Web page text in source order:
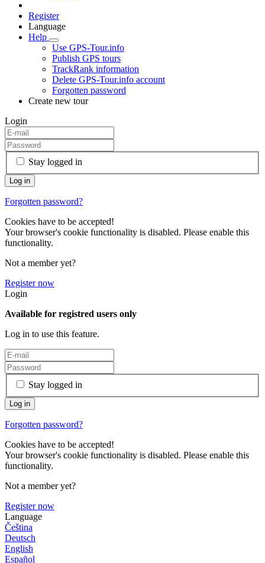
Register
Language
Help
Use GPS-Tour.info
Publish GPS tours
TrackRank information
Delete GPS-Tour.info account
Forgotten password
Create new tour
Login
Stay logged in
Forgotten password?
Cookies have to be accepted!
Your browser's cookie functionality is disabled. Please enable this
functionality.
Not a member yet?
Register now
Login
Available for registred users only
Log in to use this feature.
Stay logged in
Forgotten password?
Cookies have to be accepted!
Your browser's cookie functionality is disabled. Please enable this
functionality.
Not a member yet?
Register now
Language
Čeština
Deutsch
English
Español